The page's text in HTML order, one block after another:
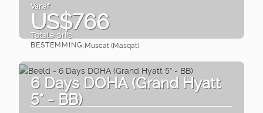
Vanaf
US$766
Totale prijs
Bekijk
BESTEMMING:Muscat (Masqat)
6 Days DOHA (Grand Hyatt
5* - BB)